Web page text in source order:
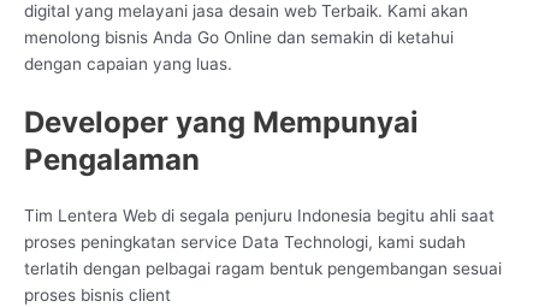
digital yang melayani jasa desain web Terbaik. Kami akan
menolong bisnis Anda Go Online dan semakin di ketahui
dengan capaian yang luas.
Developer yang Mempunyai
Pengalaman
Tim Lentera Web di segala penjuru Indonesia begitu ahli saat
proses peningkatan service Data Technologi, kami sudah
terlatih dengan pelbagai ragam bentuk pengembangan sesuai
proses bisnis client